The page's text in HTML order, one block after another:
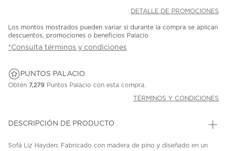
DETALLE DE PROMOCIONES
Los montos mostrados pueden variar si durante la compra se aplican
descuentos, promociones o beneficios Palacio
*Consulta términos y condiciones
PUNTOS PALACIO
Obtén 7,279 Puntos Palacio con esta compra.
TÉRMINOS Y CONDICIONES
DESCRIPCIÓN DE PRODUCTO
Sofá Liz Hayden; Fabricado con madera de pino y diseñado en un